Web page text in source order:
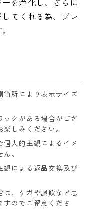
てくれる為、ブレ
所により表示サイズ
ックがある場合がござ
しみください。
人的主観によるイメ
。
観による返品交換及び
は、ケガや誤飲など思
のでご留意くださ